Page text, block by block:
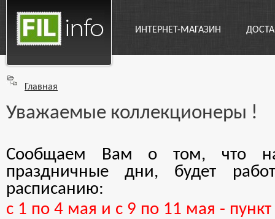
ИНТЕРНЕТ-МАГАЗИН
Главная
Уважаемые коллекционеры !
Сообщаем Вам о том, что
праздничные дни, будет
расписанию:
с 1 по 4 мая и с 9 по 11 мая -